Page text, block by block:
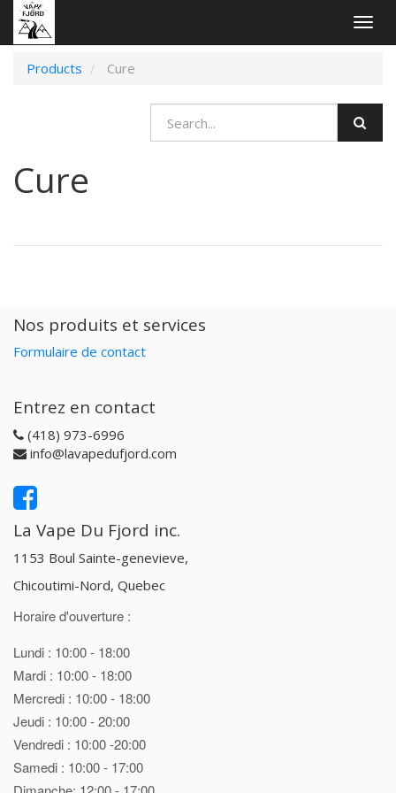
Products
Cure
Cure
Nos produits et services
Formulaire de contact
Entrez en contact
(418) 973-6996
info@lavapedufjord.com
La Vape Du Fjord inc.
1153 Boul Sainte-genevieve,
Chicoutimi-Nord, Quebec
Horaire d'ouverture :
Lundi : 10:00 - 18:00
Mardi : 10:00 - 18:00
Mercredi : 10:00 - 18:00
Jeudi : 10:00 - 20:00
Vendredi : 10:00 -20:00
Samedi : 10:00 - 17:00